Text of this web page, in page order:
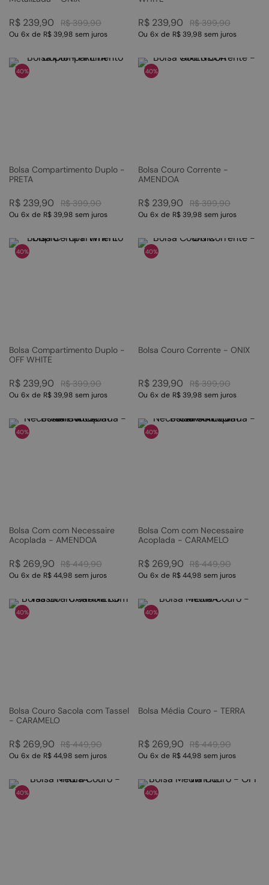
R$ 399,90
R$ 239,90
Ou 6x de R$ 39,98 sem juros
R$ 399,90
R$ 239,90
Ou 6x de R$ 39,98 sem juros
40%
Bolsa Compartimento Duplo -
PRETA
R$ 399,90
R$ 239,90
Ou 6x de R$ 39,98 sem juros
40%
Bolsa Couro Corrente -
AMENDOA
R$ 399,90
R$ 239,90
Ou 6x de R$ 39,98 sem juros
40%
Bolsa Compartimento Duplo -
OFF WHITE
R$ 399,90
R$ 239,90
Ou 6x de R$ 39,98 sem juros
40%
Bolsa Couro Corrente - ONIX
R$ 399,90
R$ 239,90
Ou 6x de R$ 39,98 sem juros
40%
Bolsa Com com Necessaire
Acoplada - AMENDOA
R$ 449,90
R$ 269,90
Ou 6x de R$ 44,98 sem juros
40%
Bolsa Com com Necessaire
Acoplada - CARAMELO
R$ 449,90
R$ 269,90
Ou 6x de R$ 44,98 sem juros
40%
Bolsa Couro Sacola com Tassel
- CARAMELO
R$ 449,90
R$ 269,90
Ou 6x de R$ 44,98 sem juros
40%
Bolsa Média Couro - TERRA
R$ 449,90
R$ 269,90
Ou 6x de R$ 44,98 sem juros
40% 40%